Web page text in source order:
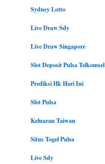
Sydney Lotto
Live Draw Sdy
Live Draw Singapore
Slot Deposit Pulsa Telkomsel
Prediksi Hk Hari Ini
Slot Pulsa
Keluaran Taiwan
Situs Togel Pulsa
Live Sdy